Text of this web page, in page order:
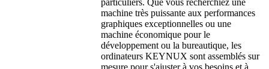
machine très puissante aux performances
graphiques exceptionnelles ou une
machine économique pour le
développement ou la bureautique, les
ordinateurs KEYNUX sont assemblés sur
mesure pour s'ajuster à vos besoins et à